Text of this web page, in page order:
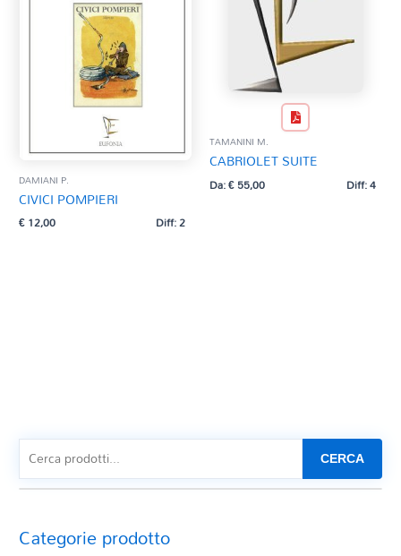
DAMIANI P.
CIVICI POMPIERI
€12,00 Diff: 2
TAMANINI M.
CABRIOLET SUITE
Da:€55,00 Diff: 4
CERCA
Categorie prodotto